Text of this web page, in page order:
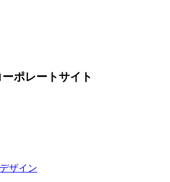
ポレートサイト
ザイン